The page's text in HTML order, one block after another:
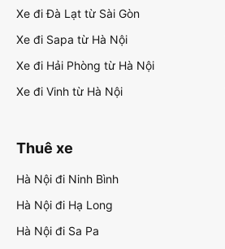
Xe đi Đà Lạt từ Sài Gòn
Xe đi Sapa từ Hà Nội
Xe đi Hải Phòng từ Hà Nội
Xe đi Vinh từ Hà Nội
Thuê xe
Hà Nội đi Ninh Bình
Hà Nội đi Hạ Long
Hà Nội đi Sa Pa